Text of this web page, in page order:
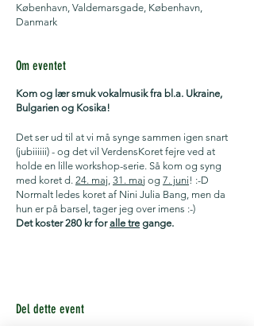
København, Valdemarsgade, København,
Danmark
Om eventet
Kom og lær smuk vokalmusik fra bl.a. Ukraine,
Bulgarien og Kosika!
Det ser ud til at vi må synge sammen igen snart
(jubiiiiii) - og det vil VerdensKoret fejre ved at
holde en lille workshop-serie. Så kom og syng
med koret d. 24. maj, 31. maj og 7. juni! :-D
Normalt ledes koret af Nini Julia Bang, men da
hun er på barsel, tager jeg over imens :-)
Det koster 280 kr foralle tre gange.
Del dette event